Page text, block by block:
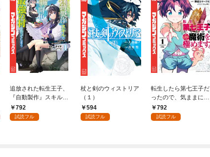
追放された転生王子、
『自動製作』スキルで
領地を爆速で開拓し最
強の村を作ってしまう
792
試読フル
杖と剣のウィストリア
（１）
594
試読フル
転生したら第七王子だ
ったので、気ままに魔
術を極めます（１）
792
試読フル